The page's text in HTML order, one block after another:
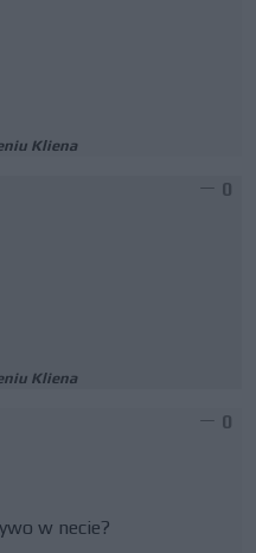
Kliena
0
Kliena
0
w necie?